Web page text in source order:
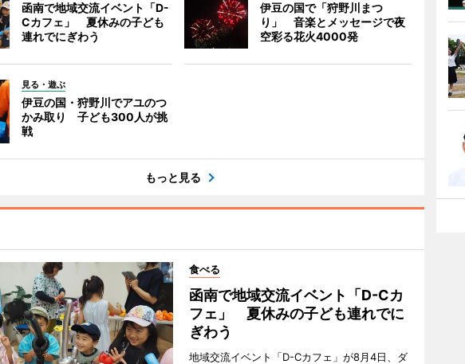
函南で地域交流イベント「D-
Cカフェ」 夏休みの子ども
連れでにぎわう
伊豆の国で「狩野川まつ
り」 音楽とメッセージで夜
空彩る花火4000発
見る・遊ぶ
伊豆の国・狩野川でアユのつ
かみ取り 子ども300人が挑
戦
もっと見る
食べる
函南で地域交流イベント「D-Cカ
フェ」 夏休みの子ども連れでに
ぎわう
地域交流イベント「D-Cカフェ」が8月4日、ダ